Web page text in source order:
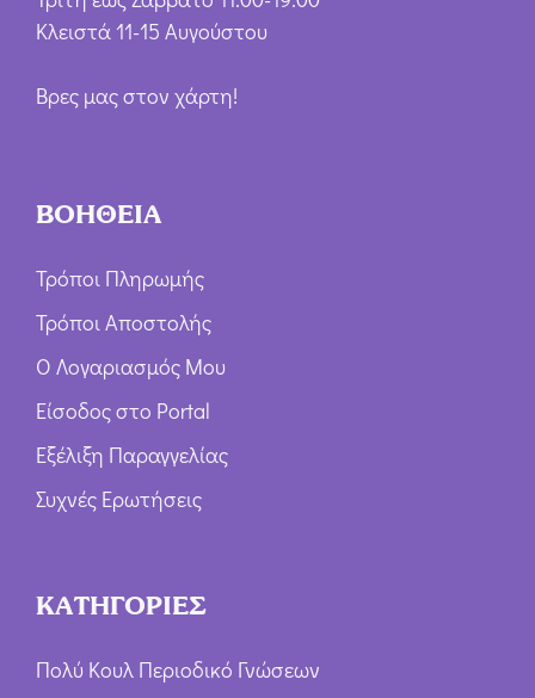
Κλειστά 11-15 Αυγούστου
Βρες μας στον χάρτη!
ΒΟΗΘΕΙΑ
Τρόποι Πληρωμής
Τρόποι Αποστολής
Ο Λογαριασμός Μου
Είσοδος στο Portal
Εξέλιξη Παραγγελίας
Συχνές Ερωτήσεις
ΚΑΤΗΓΟΡΙΕΣ
Πολύ Κουλ Περιοδικό Γνώσεων